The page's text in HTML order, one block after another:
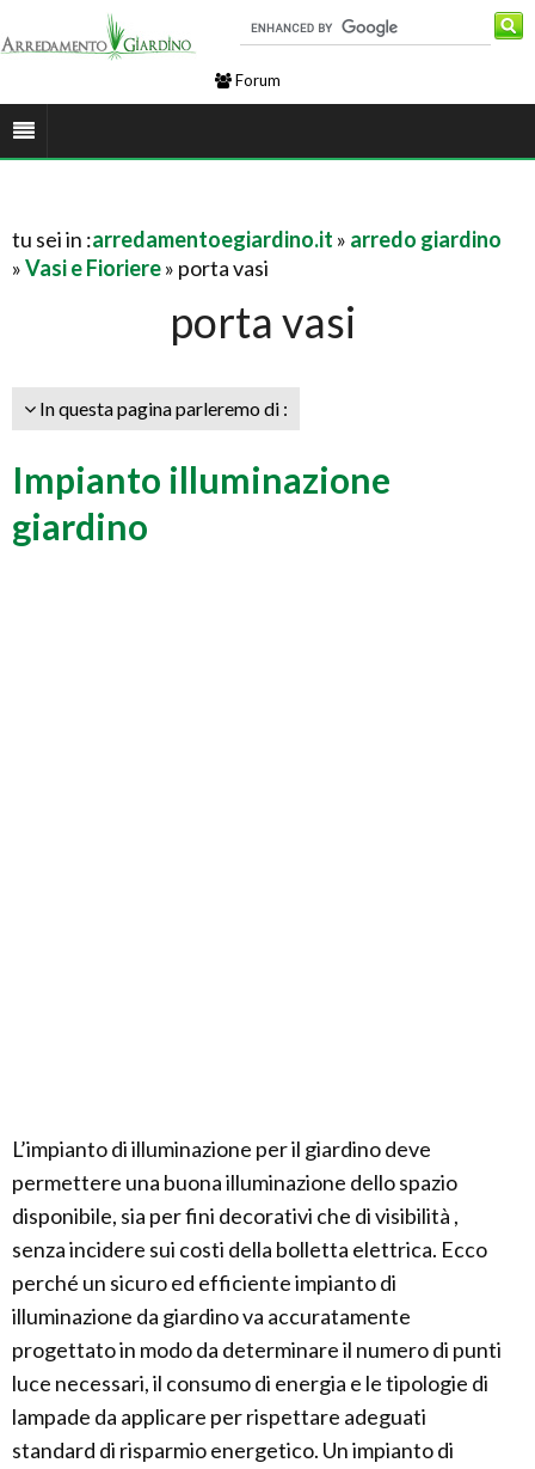
Forum
tu sei in :arredamentoegiardino.it » arredo giardino
»Vasi e Fioriere» porta vasi
porta vasi
In questa pagina parleremo di :
Impianto illuminazione
giardino
L’impianto di illuminazione per il giardino deve
permettere una buona illuminazione dello spazio
disponibile, sia per fini decorativi che di visibilità ,
senza incidere sui costi della bolletta elettrica. Ecco
perché un sicuro ed efficiente impianto di
illuminazione da giardino va accuratamente
progettato in modo da determinare il numero di punti
luce necessari, il consumo di energia e le tipologie di
lampade da applicare per rispettare adeguati
standard di risparmio energetico. Un impianto di